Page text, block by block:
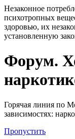
Незаконное
психотропных
здоровью, их
установленную
Регистрация
Форум.
Горячая линия по
зависимостях:
Пропустить